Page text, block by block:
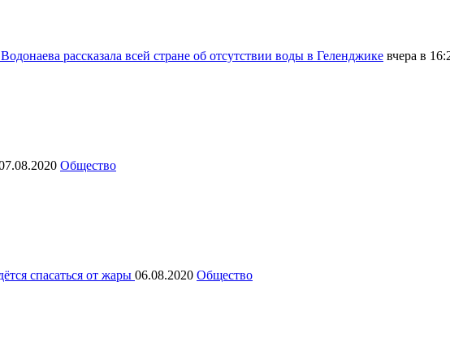
рассказала всей стране об отсутствии воды в Геленджике вчера в
Общество
спасаться от жары 06.08.2020 Общество